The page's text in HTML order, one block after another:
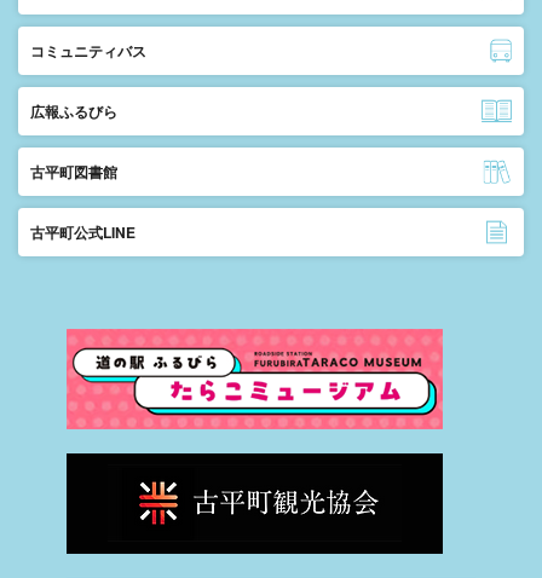
コミュニティバス
広報ふるびら
古平町図書館
古平町公式LINE